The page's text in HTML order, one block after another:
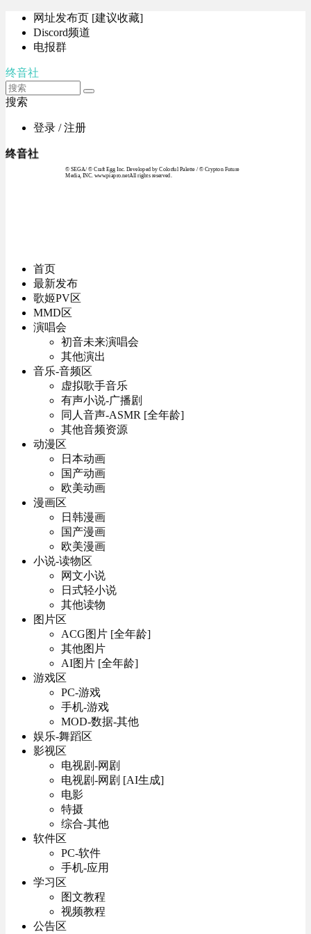
网址发布页 [建议收藏]
Discord频道
电报群
终音社
搜索
登录 / 注册
终音社
© SEGA / © Craft Egg Inc. Developed by Colorful Palette / © Crypton Future
Media, INC. www.piapro.netAll rights reserved.
首页
最新发布
歌姬PV区
MMD区
演唱会
初音未来演唱会
其他演出
音乐-音频区
虚拟歌手音乐
有声小说-广播剧
同人音声-ASMR [全年龄]
其他音频资源
动漫区
日本动画
国产动画
欧美动画
漫画区
日韩漫画
国产漫画
欧美漫画
小说-读物区
网文小说
日式轻小说
其他读物
图片区
ACG图片 [全年龄]
其他图片
AI图片 [全年龄]
游戏区
PC-游戏
手机-游戏
MOD-数据-其他
娱乐-舞蹈区
影视区
电视剧-网剧
电视剧-网剧 [AI生成]
电影
特摄
综合-其他
软件区
PC-软件
手机-应用
学习区
图文教程
视频教程
公告区